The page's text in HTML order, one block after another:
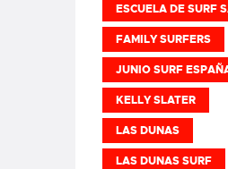
ESCUELA DE SURF
FAMILY SURFERS
JUNIO SURF
KELLY SLATER
LAS DUNAS
LAS DUNAS SURF